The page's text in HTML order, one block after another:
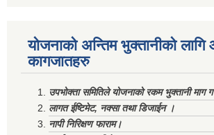
योजनाको अन्तिम भुक्तानीको
कागजातहरु
उपभोक्ता समितिले योजनाको रकम भुक्तानी माग
लागत ईष्टिमेट, नक्सा तथा डिजाईन ।
नापी निरिक्षण फाराम।